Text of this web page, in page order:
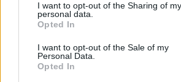
I want to opt-out of the Sharing of my
personal data.
Opted In
I want to opt-out of the Sale of my
Personal Data.
Opted In
Letra El turco perro
Letra La Rosa Mentirosa